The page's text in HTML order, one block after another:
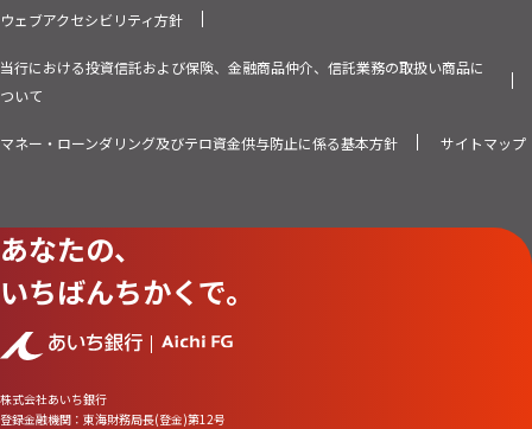
あなたの、
いちばんちかくで。
株式会社あいち銀行
登録金融機関：東海財務局長(登金)第12号
ウェブアクセシビリティ方針
当行における投資信託および保険、金融商品仲介、信託業務の取扱い商品に
ついて
マネー・ローンダリング及びテロ資金供与防止に係る基本方針 サイトマップ